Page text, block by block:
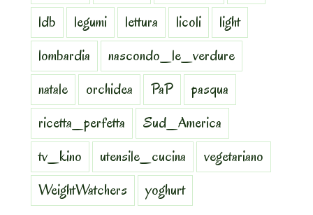
ldb
legumi lettura licoli
light
lombardia
nascondo_le_verdure
natale
orchidea PaP
pasqua
ricetta_perfetta
Sud_America
tv_kino
utensile_cucina
vegetariano
WeightWatchers
yoghurt